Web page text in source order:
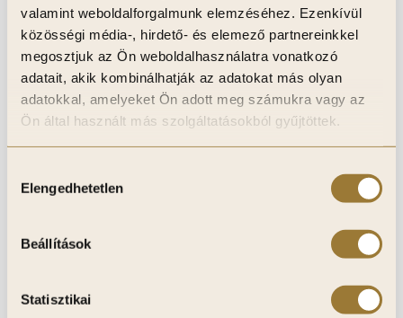
valamint weboldalforgalmunk elemzéséhez. Ezenkívül
közösségi média-, hirdető- és elemező partnereinkkel
megosztjuk az Ön weboldalhasználatra vonatkozó
adatait, akik kombinálhatják az adatokat más olyan
adatokkal, amelyeket Ön adott meg számukra vagy az
Ön által használt más szolgáltatásokból gyűjtöttek.
kiválasztása
Elengedhetetlen
Beállítások
Statisztikai
Matte Wave Cashmere hullámos 3D falpanel,
végteleníthető, 17mm vastag, 16cm*300cm
16 950 Ft
Kosárba teszem